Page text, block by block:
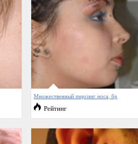
Множественный пирсинг носа, бр
Рейтинг